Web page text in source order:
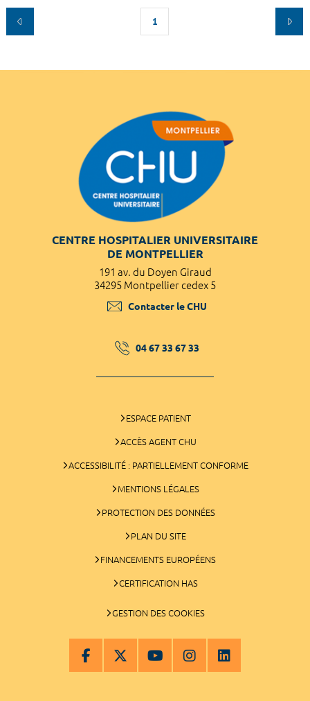
1
CENTRE HOSPITALIER UNIVERSITAIRE
DE MONTPELLIER
191 av. du Doyen Giraud
34295 Montpellier cedex 5
Contacter le CHU
04 67 33 67 33
ESPACE PATIENT
ACCÈS AGENT CHU
ACCESSIBILITÉ : PARTIELLEMENT CONFORME
MENTIONS LÉGALES
PROTECTION DES DONNÉES
PLAN DU SITE
FINANCEMENTS EUROPÉENS
CERTIFICATION HAS
GESTION DES COOKIES